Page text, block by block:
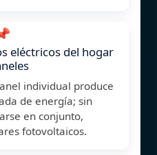
eléctricos del hogar
individual produce
de energía; sin
en conjunto,
fotovoltaicos.